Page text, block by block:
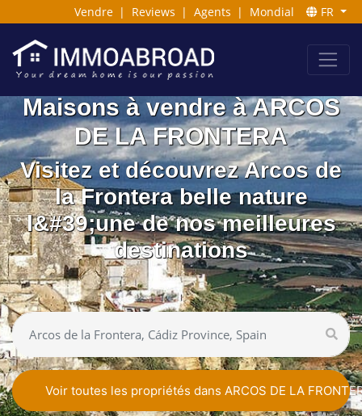
Vendre | Reviews | Agents | Mondial FR
Maisons à vendre à ARCOS
DE LA FRONTERA
Visitez et découvrez Arcos de
la Frontera belle nature
l&#39;une de nos meilleures
destinations
Voir toutes les propriétés dans ARCOS DE LA